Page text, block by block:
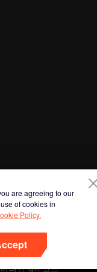
are agreeing to our
of cookies in
Policy.
려면 QR 코드